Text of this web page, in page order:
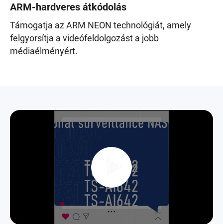
ARM-hardveres átkódolás
Támogatja az ARM NEON technológiát, amely
felgyorsítja a videófeldolgozást a jobb
médiaélményért.
Play
Video